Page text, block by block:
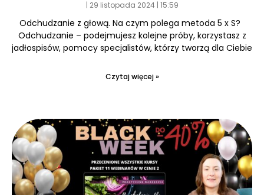
29 listopada 2024 15:59
Odchudzanie z głową. Na czym polega metoda 5 x S?
Odchudzanie – podejmujesz kolejne próby, korzystasz z
jadłospisów, pomocy specjalistów, którzy tworzą dla Ciebie
Czytaj więcej »